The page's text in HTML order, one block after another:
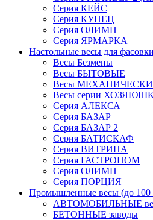
Серия КЕЙС
Серия КУПЕЦ
Серия ОЛИМП
Серия ЯРМАРКА
Настольные весы для
Весы Безмены
Весы БЫТОВЫЕ
Весы
Весы серии
Серия АЛЕКСА
Серия БАЗАР
Серия БАЗАР 2
Серия БАТИСКАФ
Серия ВИТРИНА
Серия ГАСТРОНОМ
Серия ОЛИМП
Серия ПОРЦИЯ
Промышленные весы (до 100
АВТОМОБИЛЬНЫЕ
БЕТОННЫЕ заводы